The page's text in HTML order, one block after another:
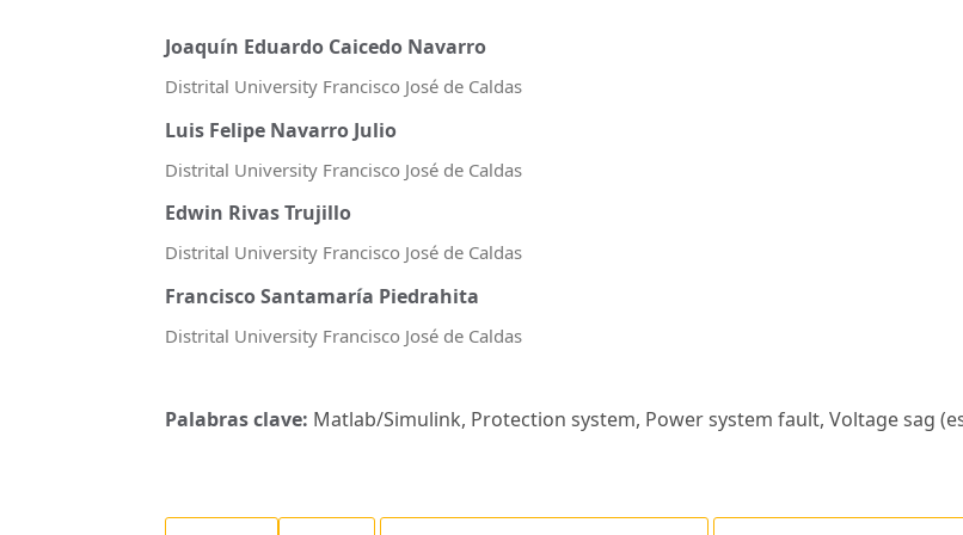
Joaquín Eduardo Caicedo Navarro
Distrital University Francisco José de Caldas
Luis Felipe Navarro Julio
Distrital University Francisco José de Caldas
Edwin Rivas Trujillo
Distrital University Francisco José de Caldas
Francisco Santamaría Piedrahita
Distrital University Francisco José de Caldas
Palabras clave: Matlab/Simulink, Protection system, Power system fault, Voltage sag